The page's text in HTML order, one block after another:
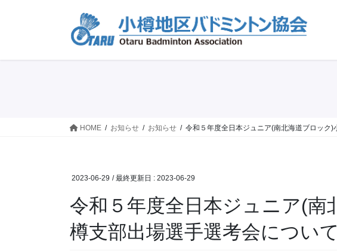
HOME お知らせ お知らせ 令和５年度全日本ジュニア(南北海道ブロック)
2023-06-29 / 最終更新日 : 2023-06-29
令和５年度全日本ジュニア(南
樽支部出場選手選考会について